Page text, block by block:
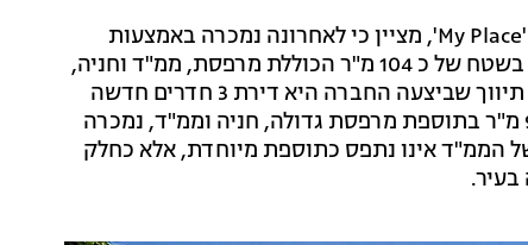
עמית פרנץ, מנכ"ל משותף של חברת ייזום ושיווק הנדל"ן 'My Place', מציין כי לאחרונה נמכרה באמצעות
החברה דירת 4 חדרים ברחוב פראג 9, סמוך לחוף הילטון בשטח של כ 104 מ"ר הכוללת מרפסת, ממ"ד וחניה,
במחיר של כ 8 מיליון שקל. לדבריו, דוגמה נוספת לעסקת תיווך שביצעה החברה היא דירת 3 חדרים חדשה
ברחוב רמז 14 בבניין בוטיק חדש; הדירה, בשטח של כ 94 מ"ר בתוספת מרפסת גדולה, חניה וממ"ד, נמכרה
של הממ"ד אינו נתפס כתוספת מיוחדת, אלא כחלק